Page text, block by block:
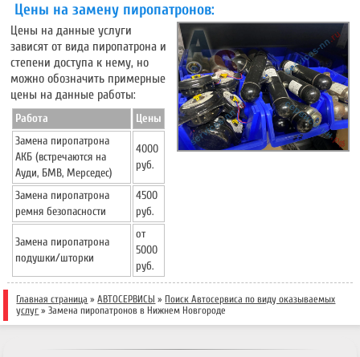
Цены на замену пиропатронов:
Цены на данные услуги
зависят от вида пиропатрона и
степени доступа к нему, но
можно обозначить примерные
цены на данные работы:
Работа
Цены
Замена пиропатрона
АКБ (встречаются на
Ауди, БМВ, Мерседес)
4000
руб.
Замена пиропатрона
ремня безопасности
4500
руб.
Замена пиропатрона
подушки/шторки
от
5000
руб.
Главная страница »АВТОСЕРВИСЫ » Поиск Автосервиса по виду оказываемых
услуг »Замена пиропатронов в Нижнем Новгороде